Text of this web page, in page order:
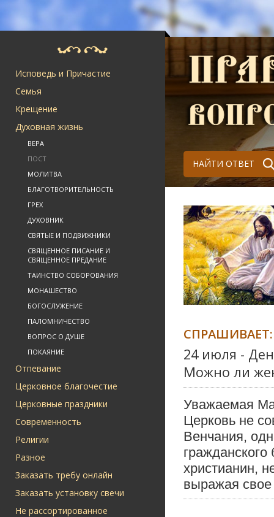
Исповедь и Причастие
Семья
Крещение
Духовная жизнь
ВЕРА
ПОСТ
МОЛИТВА
БЛАГОТВОРИТЕЛЬНОСТЬ
ГРЕХ
ДУХОВНИК
СВЯТЫЕ И ПОДВИЖНИКИ
СВЯЩЕННОЕ ПИСАНИЕ И
СВЯЩЕННОЕ ПРЕДАНИЕ
ТАИНСТВО СОБОРОВАНИЯ
МОНАШЕСТВО
БОГОСЛУЖЕНИЕ
ПАЛОМНИЧЕСТВО
ВОПРОС О ДУШЕ
ПОКАЯНИЕ
Отпевание
Церковное благочестие
Церковные праздники
Современность
Религии
Разное
Заказать требу онлайн
Заказать установку свечи
Не рассортированное
НАЙТИ ОТВЕТ
СПРАШИВАЕТ:
24 июля -
Можно ли
Уважаемая
Церковь не
Венчания,
христианин,
выражая